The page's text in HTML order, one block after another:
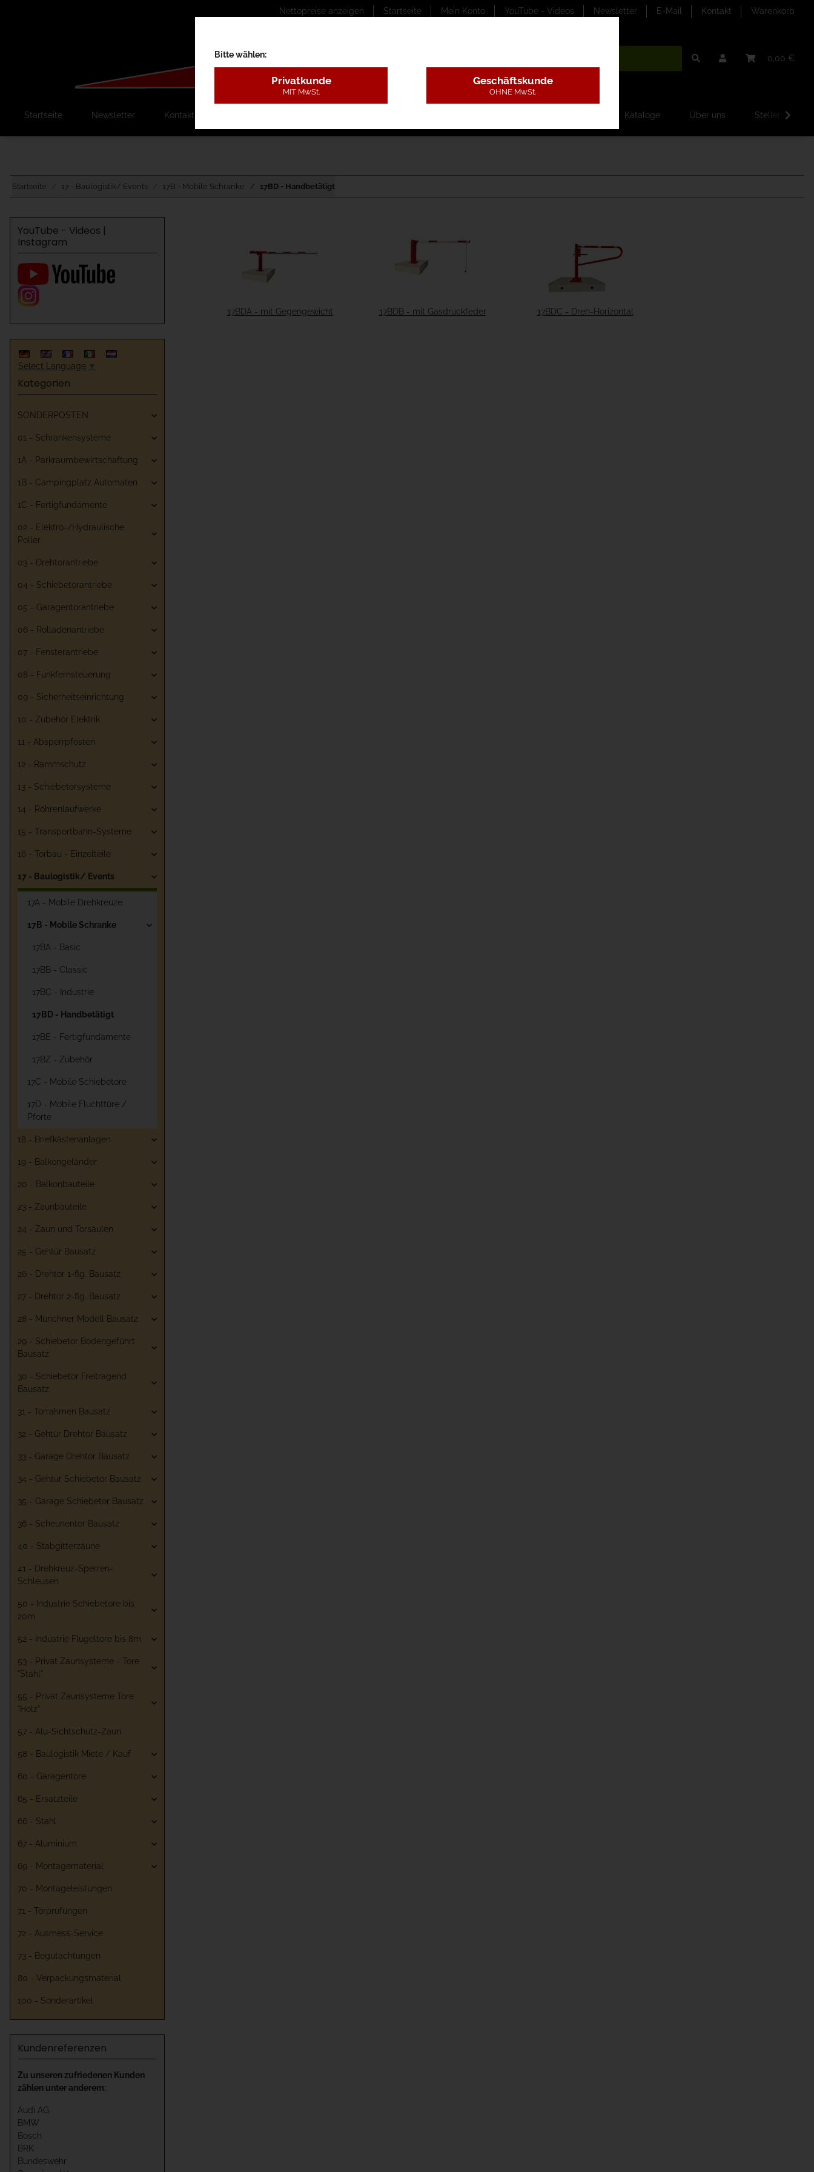
Nettopreise anzeigen Startseite Mein Konto YouTube - Videos Newsletter E-Mail Kontakt Warenkorb
0,00 €
Startseite Newsletter Kontakt Kataloge Über uns
Startseite 17 - Baulogistik/ Events 17B - Mobile Schranke 17BD - Handbetätigt
17BDA - mit Gegengewicht 17BDB - mit Gasdruckfeder 17BDC - Dreh-Horizontal
YouTube - Videos |
Instagram
Select Language ▼
Kategorien
SONDERPOSTEN
01 - Schrankensysteme
1A - Parkraumbewirtschaftung
1B - Campingplatz Automaten
1C - Fertigfundamente
02 - Elektro-/Hydraulische
Poller
03 - Drehtorantriebe
04 - Schiebetorantriebe
05 - Garagentorantriebe
06 - Rolladenantriebe
07 - Fensterantriebe
08 - Funkfernsteuerung
09 - Sicherheitseinrichtung
10 - Zubehör Elektrik
11 - Absperrpfosten
12 - Rammschutz
13 - Schiebetorsysteme
14 - Röhrenlaufwerke
15 - Transportbahn-Systeme
16 - Torbau - Einzelteile
17 - Baulogistik/ Events
17A - Mobile Drehkreuze
17B - Mobile Schranke
17BA - Basic
17BB - Classic
17BC - Industrie
17BD - Handbetätigt
17BE - Fertigfundamente
17BZ - Zubehör
17C - Mobile Schiebetore
17D - Mobile Fluchttüre /
Pforte
18 - Briefkästenanlagen
19 - Balkongeländer
20 - Balkonbauteile
23 - Zaunbauteile
24 - Zaun und Torsäulen
25 - Gehtür Bausatz
26 - Drehtor 1-flg. Bausatz
27 - Drehtor 2-flg. Bausatz
28 - Münchner Modell Bausatz
29 - Schiebetor Bodengeführt
Bausatz
30 - Schiebetor Freitragend
Bausatz
31 - Torrahmen Bausatz
32 - Gehtür Drehtor Bausatz
33 - Garage Drehtor Bausatz
34 - Gehtür Schiebetor Bausatz
35 - Garage Schiebetor Bausatz
36 - Scheunentor Bausatz
40 - Stabgitterzäune
41 - Drehkreuz-Sperren-
Schleusen
50 - Industrie Schiebetore bis
20m
52 - Industrie Flügeltore bis 8m
53 - Privat Zaunsysteme - Tore
"Stahl"
55 - Privat Zaunsysteme Tore
"Holz"
57 - Alu-Sichtschutz-Zaun
58 - Baulogistik Miete / Kauf
60 - Garagentore
65 - Ersatzteile
66 - Stahl
67 - Aluminium
69 - Montagematerial
70 - Montageleistungen
71 - Torprüfungen
72 - Ausmess-Service
73 - Begutachtungen
80 - Verpackungsmaterial
100 - Sonderartikel
Kundenreferenzen
Zu unseren zufriedenen Kunden
zählen unter anderem:
Audi AG
BMW
Bosch
BRK
Bundeswehr
Bitte wählen:
Privatkunde
MIT MwSt.
Geschäftskunde
OHNE MwSt.